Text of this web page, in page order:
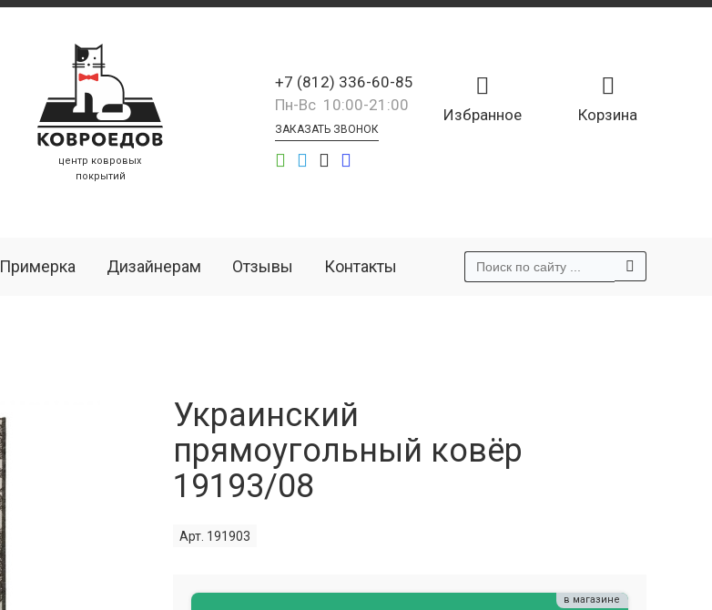
центр ковровых
покрытий
Корзина
Избранное
+7 (812) 336-60-85
Пн-Вс 10:00-21:00
ЗАКАЗАТЬ ЗВОНОК
Примерка Дизайнерам Отзывы Контакты
Украинский
прямоугольный ковёр
19193/08
Арт. 191903
в магазине